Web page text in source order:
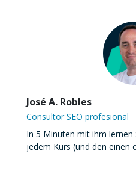
José A. Robles
Consultor SEO profesional
In 5 Minuten mit ihm lernen
jedem Kurs (und den einen